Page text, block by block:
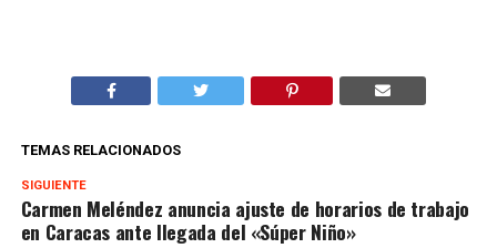
TEMAS RELACIONADOS
SIGUIENTE
Carmen Meléndez anuncia ajuste de horarios de trabajo
en Caracas ante llegada del «Súper Niño»